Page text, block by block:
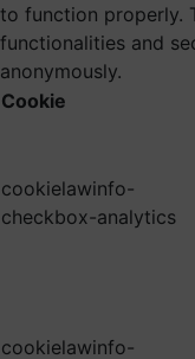
to function properly.
functionalities and
anonymously.
Cookie
cookielawinfo-
checkbox-analytics
cookielawinfo-